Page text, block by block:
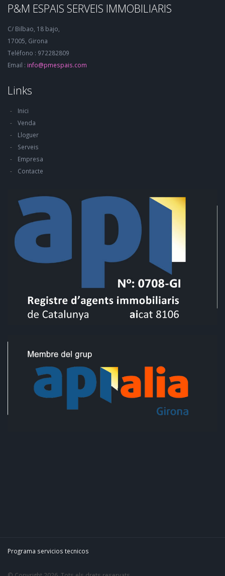
P&M ESPAIS SERVEIS IMMOBILIARIS
C/ Bilbao, 18 bajo,
17005, Girona
Teléfono : 972282809
Email : info@pmespais.com
Links
Inici
Venda
Lloguer
Serveis
Empresa
Contacte
Programa servicios tecnicos